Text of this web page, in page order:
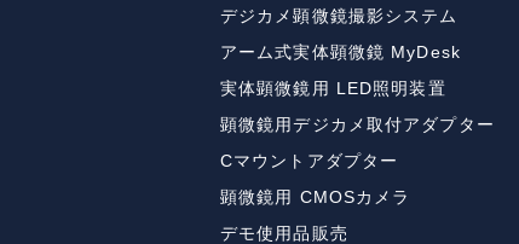
デジカメ顕微鏡撮影システム
アーム式実体顕微鏡 MyDesk
実体顕微鏡用 LED照明装置
顕微鏡用デジカメ取付アダプター
Cマウントアダプター
顕微鏡用 CMOSカメラ
デモ使用品販売